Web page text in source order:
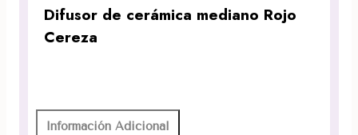
Difusor de cerámica mediano Rojo
Cereza
Información Adicional